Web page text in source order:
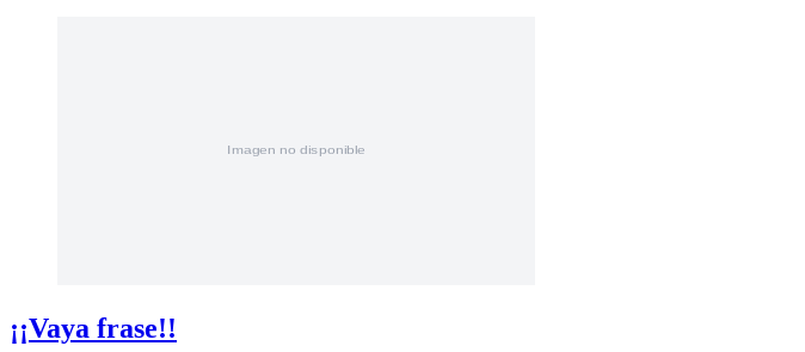
¡¡Vaya frase!!